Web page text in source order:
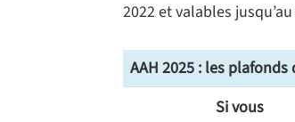
2022 et valables
AAH 2025 : les
Si vous